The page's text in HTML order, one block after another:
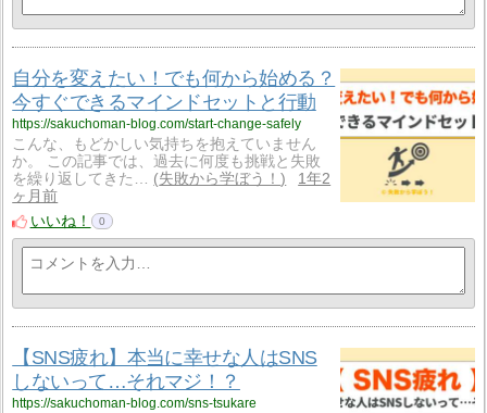
自分を変えたい！でも何から始める？
今すぐできるマインドセットと行動
https://sakuchoman-blog.com/start-change-safely
こんな、もどかしい気持ちを抱えていません
か。 この記事では、過去に何度も挑戦と失敗
を繰り返してきた…
失敗から学ぼう！
1年2
ヶ月前
いいね！
0
【SNS疲れ】本当に幸せな人はSNS
しないって…それマジ！？
https://sakuchoman-blog.com/sns-tsukare